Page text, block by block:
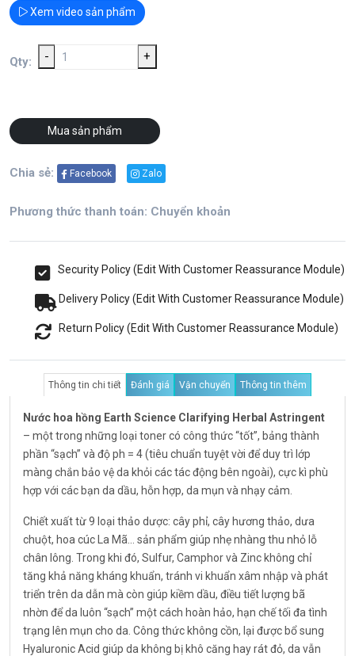
Xem video sản phẩm
Qty: - +
Mua sản phẩm
Chia sẻ: Facebook Zalo
Phương thức thanh toán: Chuyển khoản
Security Policy (Edit With Customer Reassurance Module)
Delivery Policy (Edit With Customer Reassurance Module)
Return Policy (Edit With Customer Reassurance Module)
Thông tin chi tiết Đánh giá Vận chuyển Thông tin thêm
Nước hoa hồng Earth Science Clarifying Herbal Astringent
– một trong những loại toner có công thức “tốt”, bảng thành
phần “sạch” và độ ph = 4 (tiêu chuẩn tuyệt vời để duy trì lớp
màng chắn bảo vệ da khỏi các tác động bên ngoài), cực kì phù
hợp với các bạn da dầu, hỗn hợp, da mụn và nhạy cảm.
Chiết xuất từ 9 loại thảo dược: cây phỉ, cây hương thảo, dưa
chuột, hoa cúc La Mã… sản phẩm giúp nhẹ nhàng thu nhỏ lỗ
chân lông. Trong khi đó, Sulfur, Camphor và Zinc không chỉ
tăng khả năng kháng khuẩn, tránh vi khuẩn xâm nhập và phát
triển trên da dẫn mà còn giúp kiềm dầu, điều tiết lượng bã
nhờn để da luôn “sạch” một cách hoàn hảo, hạn chế tối đa tình
trạng lên mụn cho da. Công thức không cồn, lại được bổ sung
Hyaluronic Acid giúp da không bị khô căng hay rát đỏ, da vẫn